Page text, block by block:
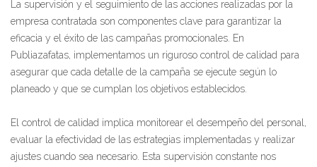
La supervisión y el seguimiento de las acciones realizadas por la
empresa contratada son componentes clave para garantizar la
eficacia y el éxito de las campañas promocionales. En
Publiazafatas, implementamos un riguroso control de calidad para
asegurar que cada detalle de la campaña se ejecute según lo
planeado y que se cumplan los objetivos establecidos.
El control de calidad implica monitorear el desempeño del personal,
evaluar la efectividad de las estrategias implementadas y realizar
ajustes cuando sea necesario. Esta supervisión constante nos